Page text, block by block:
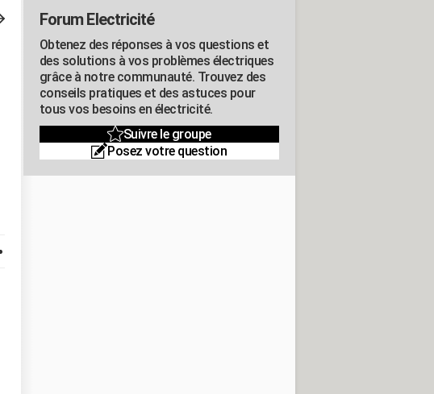
Forum Electricité
Obtenez des réponses à vos questions et
des solutions à vos problèmes électriques
grâce à notre communauté. Trouvez des
conseils pratiques et des astuces pour
tous vos besoins en électricité.
Suivre le groupe
Posez votre question